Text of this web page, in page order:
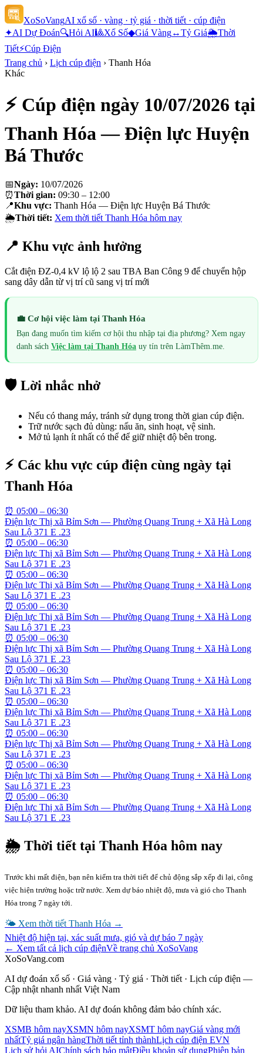
XoSoVangAI xổ số · vàng · tỷ giá · thời tiết · cúp điện
✦AI Dự Đoán🔍Hỏi AI🎱Xổ Số◆Giá Vàng↔Tỷ Giá🌦Thời
Tiết⚡Cúp Điện
Trang chủ › Lịch cúp điện › Thanh Hóa
Khác
⚡ Cúp điện ngày 10/07/2026 tại
Thanh Hóa — Điện lực Huyện
Bá Thước
📅Ngày: 10/07/2026
⏰Thời gian: 09:30 – 12:00
📍Khu vực: Thanh Hóa — Điện lực Huyện Bá Thước
🌦Thời tiết: Xem thời tiết Thanh Hóa hôm nay
📍 Khu vực ảnh hưởng
Cắt điện ĐZ-0,4 kV lộ lộ 2 sau TBA Ban Công 9 để chuyển hộp
sang dây dẫn từ vị trí cũ sang vị trí mới
💼 Cơ hội việc làm tại Thanh Hóa
Bạn đang muốn tìm kiếm cơ hội thu nhập tại địa phương? Xem ngay
danh sách Việc làm tại Thanh Hóa uy tín trên LàmThêm.me.
🛡️ Lời nhắc nhở
Nếu có thang máy, tránh sử dụng trong thời gian cúp điện.
Trữ nước sạch đủ dùng: nấu ăn, sinh hoạt, vệ sinh.
Mở tủ lạnh ít nhất có thể để giữ nhiệt độ bên trong.
⚡ Các khu vực cúp điện cùng ngày tại
Thanh Hóa
⏰ 05:00 – 06:30
Điện lực Thị xã Bỉm Sơn — Phường Quang Trung + Xã Hà Long
Sau Lộ 371 E .23
⏰ 05:00 – 06:30
Điện lực Thị xã Bỉm Sơn — Phường Quang Trung + Xã Hà Long
Sau Lộ 371 E .23
⏰ 05:00 – 06:30
Điện lực Thị xã Bỉm Sơn — Phường Quang Trung + Xã Hà Long
Sau Lộ 371 E .23
⏰ 05:00 – 06:30
Điện lực Thị xã Bỉm Sơn — Phường Quang Trung + Xã Hà Long
Sau Lộ 371 E .23
⏰ 05:00 – 06:30
Điện lực Thị xã Bỉm Sơn — Phường Quang Trung + Xã Hà Long
Sau Lộ 371 E .23
⏰ 05:00 – 06:30
Điện lực Thị xã Bỉm Sơn — Phường Quang Trung + Xã Hà Long
Sau Lộ 371 E .23
⏰ 05:00 – 06:30
Điện lực Thị xã Bỉm Sơn — Phường Quang Trung + Xã Hà Long
Sau Lộ 371 E .23
⏰ 05:00 – 06:30
Điện lực Thị xã Bỉm Sơn — Phường Quang Trung + Xã Hà Long
Sau Lộ 371 E .23
⏰ 05:00 – 06:30
Điện lực Thị xã Bỉm Sơn — Phường Quang Trung + Xã Hà Long
Sau Lộ 371 E .23
⏰ 05:00 – 06:30
Điện lực Thị xã Bỉm Sơn — Phường Quang Trung + Xã Hà Long
Sau Lộ 371 E .23
🌦 Thời tiết tại Thanh Hóa hôm nay
Trước khi mất điện, bạn nên kiểm tra thời tiết để chủ động sắp xếp đi lại, công
việc hiện trường hoặc trữ nước. Xem dự báo nhiệt độ, mưa và gió cho Thanh
Hóa trong 7 ngày tới.
🌤 Xem thời tiết Thanh Hóa →
Nhiệt độ hiện tại, xác suất mưa, gió và dự báo 7 ngày
← Xem tất cả lịch cúp điệnVề trang chủ XoSoVang
XoSoVang.com
AI dự đoán xổ số · Giá vàng · Tỷ giá · Thời tiết · Lịch cúp điện —
Cập nhật nhanh nhất Việt Nam
Dữ liệu tham khảo. AI dự đoán không đảm bảo chính xác.
XSMB hôm nayXSMN hôm nayXSMT hôm nayGiá vàng mới
nhấtTỷ giá ngân hàngThời tiết tỉnh thànhLịch cúp điện EVN
Lịch sử hỏi AIChính sách bảo mậtĐiều khoản sử dụngPhiên bản